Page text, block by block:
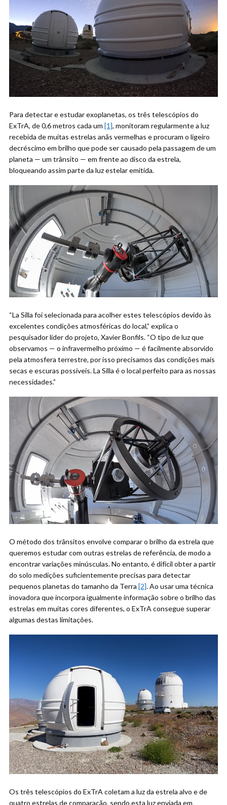
Para detectar e estudar exoplanetas, os três telescópios do
ExTrA, de 0,6 metros cada um [1], monitoram regularmente a luz
recebida de muitas estrelas anãs vermelhas e procuram o ligeiro
decréscimo em brilho que pode ser causado pela passagem de um
planeta — um trânsito — em frente ao disco da estrela,
bloqueando assim parte da luz estelar emitida.
“La Silla foi selecionada para acolher estes telescópios devido às
excelentes condições atmosféricas do local,” explica o
pesquisador líder do projeto, Xavier Bonfils. “O tipo de luz que
observamos — o infravermelho próximo — é facilmente absorvido
pela atmosfera terrestre, por isso precisamos das condições mais
secas e escuras possíveis. La Silla é o local perfeito para as nossas
necessidades.”
O método dos trânsitos envolve comparar o brilho da estrela que
queremos estudar com outras estrelas de referência, de modo a
encontrar variações minúsculas. No entanto, é difícil obter a partir
do solo medições suficientemente precisas para detectar
pequenos planetas do tamanho da Terra [2]. Ao usar uma técnica
inovadora que incorpora igualmente informação sobre o brilho das
estrelas em muitas cores diferentes, o ExTrA consegue superar
algumas destas limitações.
Os três telescópios do ExTrA coletam a luz da estrela alvo e de
quatro estrelas de comparação, sendo esta luz enviada em